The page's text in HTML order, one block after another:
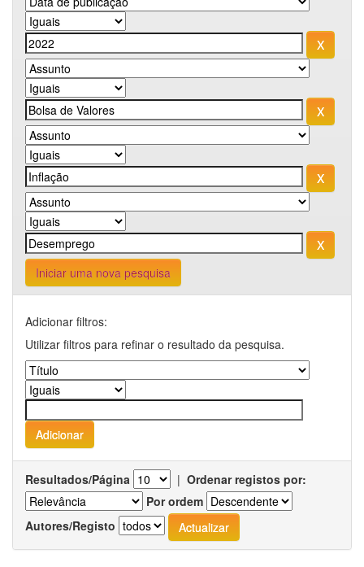
Iniciar uma nova pesquisa
Adicionar filtros:
Utilizar filtros para refinar o resultado da pesquisa.
Resultados/Página | Ordenar registos por:
Por ordem
Autores/Registo